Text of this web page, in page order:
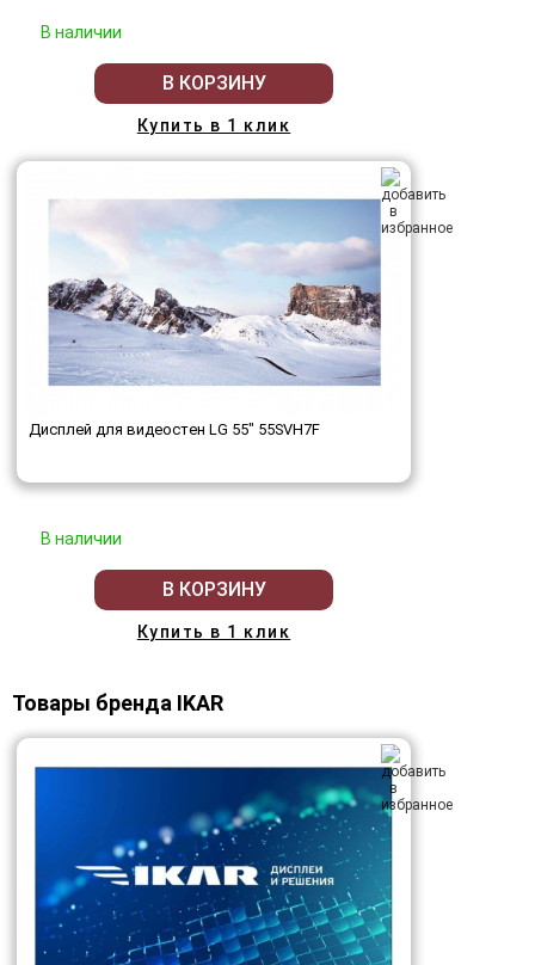
В наличии
В КОРЗИНУ
Купить в 1 клик
Дисплей для видеостен LG 55" 55SVH7F
В наличии
В КОРЗИНУ
Купить в 1 клик
Товары бренда IKAR